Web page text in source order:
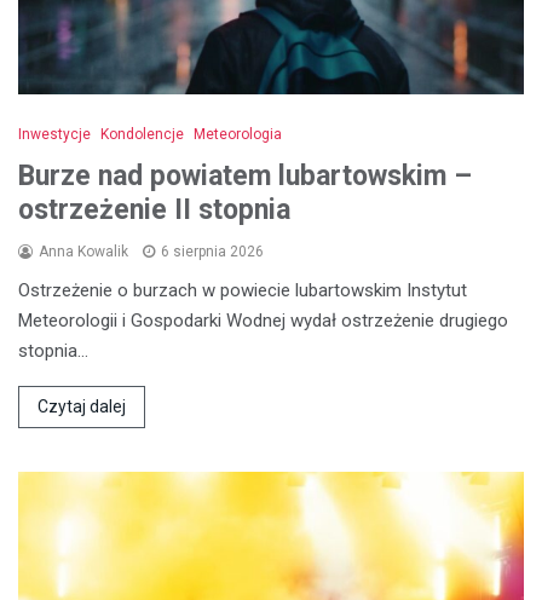
Inwestycje Kondolencje Meteorologia
Burze nad powiatem lubartowskim –
ostrzeżenie II stopnia
Anna Kowalik 6 sierpnia 2026
Ostrzeżenie o burzach w powiecie lubartowskim Instytut
Meteorologii i Gospodarki Wodnej wydał ostrzeżenie drugiego
stopnia…
Czytaj dalej